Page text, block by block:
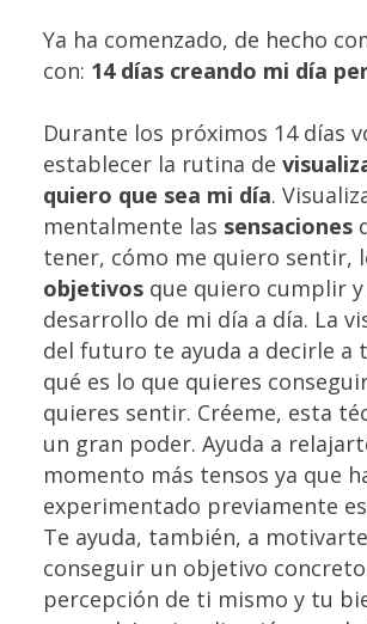
Ya ha comenzado, de hecho
con: 14 días creando mi día
Durante los próximos 14 días
establecer la rutina de
quiero que sea mi día.
mentalmente las sensaciones
tener, cómo me quiero sentir,
objetivos que quiero cumplir y
desarrollo de mi día a día. La
del futuro te ayuda a decirle a
qué es lo que quieres
quieres sentir. Créeme, esta
un gran poder. Ayuda a
momento más tensos ya que
experimentado previamente
Te ayuda, también, a
conseguir un objetivo
percepción de ti mismo y tu